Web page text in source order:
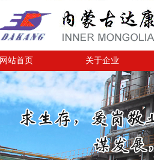
网站首页 关于企业